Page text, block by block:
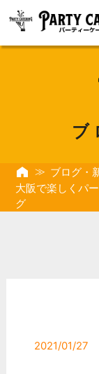
ブ
ブログ・
大阪で楽しくパ
グ
2021/01/27